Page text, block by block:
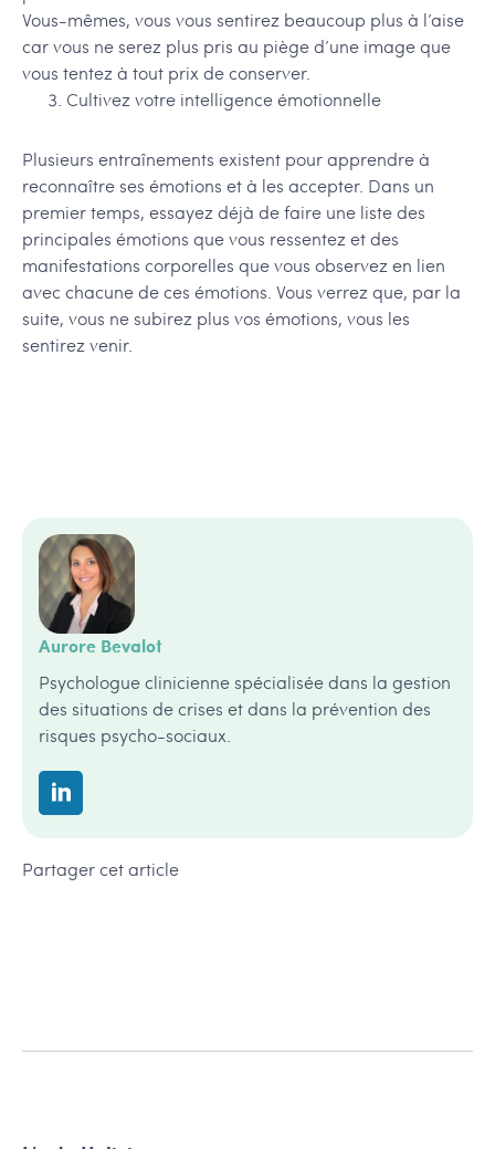
Partager cet article
Vous-mêmes, vous vous sentirez beaucoup plus à l’aise
car vous ne serez plus pris au piège d’une image que
vous tentez à tout prix de conserver.
Cultivez votre intelligence émotionnelle
Plusieurs entraînements existent pour apprendre à
reconnaître ses émotions et à les accepter. Dans un
premier temps, essayez déjà de faire une liste des
principales émotions que vous ressentez et des
manifestations corporelles que vous observez en lien
avec chacune de ces émotions. Vous verrez que, par la
suite, vous ne subirez plus vos émotions, vous les
sentirez venir.
Aurore Bevalot
Psychologue clinicienne spécialisée dans la gestion
des situations de crises et dans la prévention des
risques psycho-sociaux.